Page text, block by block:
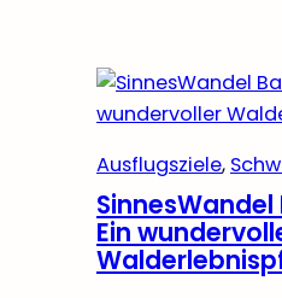
Ausflugsziele,
SinnesWandel
Ein